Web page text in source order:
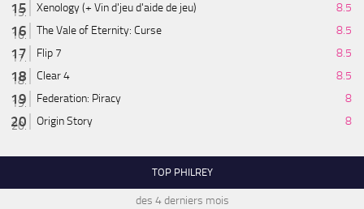
Xenology (+ Vin d'jeu d'aide de jeu)
8.5
The Vale of Eternity: Curse
8.5
Flip 7
8.5
Clear 4
8.5
Federation: Piracy
8
Origin Story
8
TOP PHILREY
des 4 derniers mois